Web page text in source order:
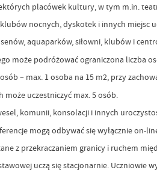
placówek kultury, w tym m.in.
klubów nocnych, dyskotek i innych miejsc
aquaparków, siłowni, klubów i
może podróżować ograniczona liczba
– max. 1 osoba na 15 m2, przy
uczestniczyć max. 5 osób.
komunii, konsolacji i innych
mogą odbywać się wyłącznie on-
z przekraczaniem granicy i ruchem
uczą się stacjonarnie. Uczniowie